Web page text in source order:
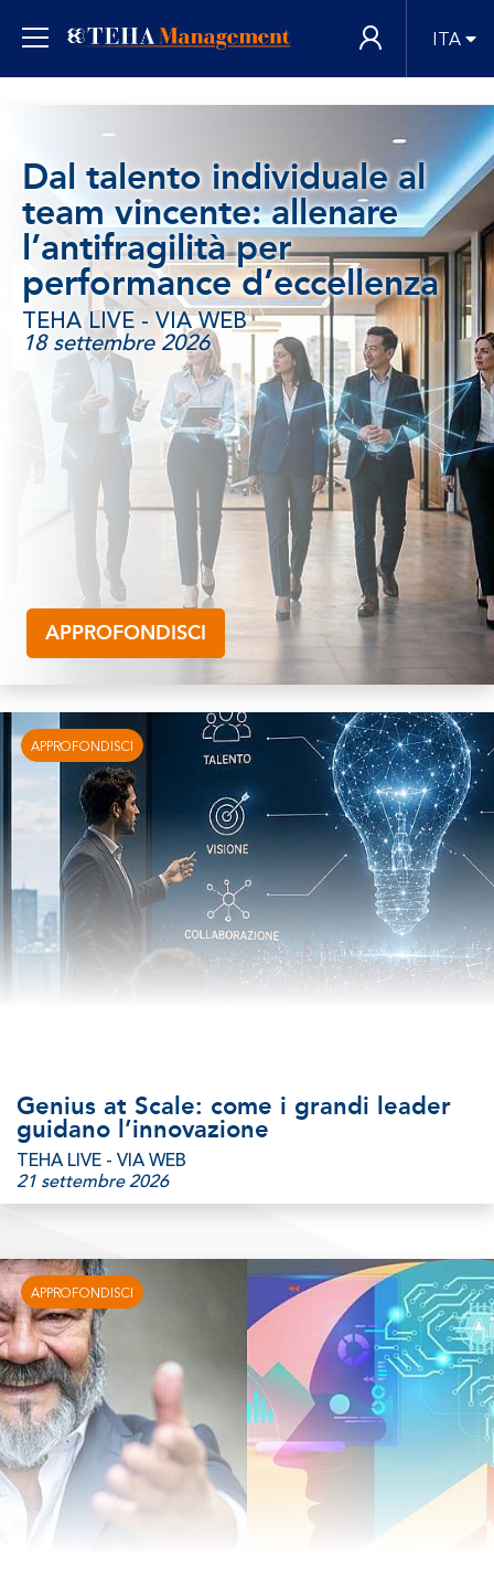
ITA
Dal talento individuale al
team vincente: allenare
l’antifragilità per
performance d’eccellenza
TEHA LIVE - VIA WEB
18 settembre 2026
APPROFONDISCI
Genius at Scale: come i grandi leader
guidano l’innovazione
TEHA LIVE - VIA WEB
21 settembre 2026
APPROFONDISCI
APPROFONDISCI